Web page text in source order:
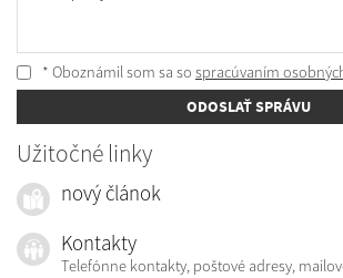
* Oboznámil som sa so spracúvaním
ODOSLAŤ SPRÁVU
Užitočné linky
nový článok
Kontakty
Telefónne kontakty, poštové adresy,